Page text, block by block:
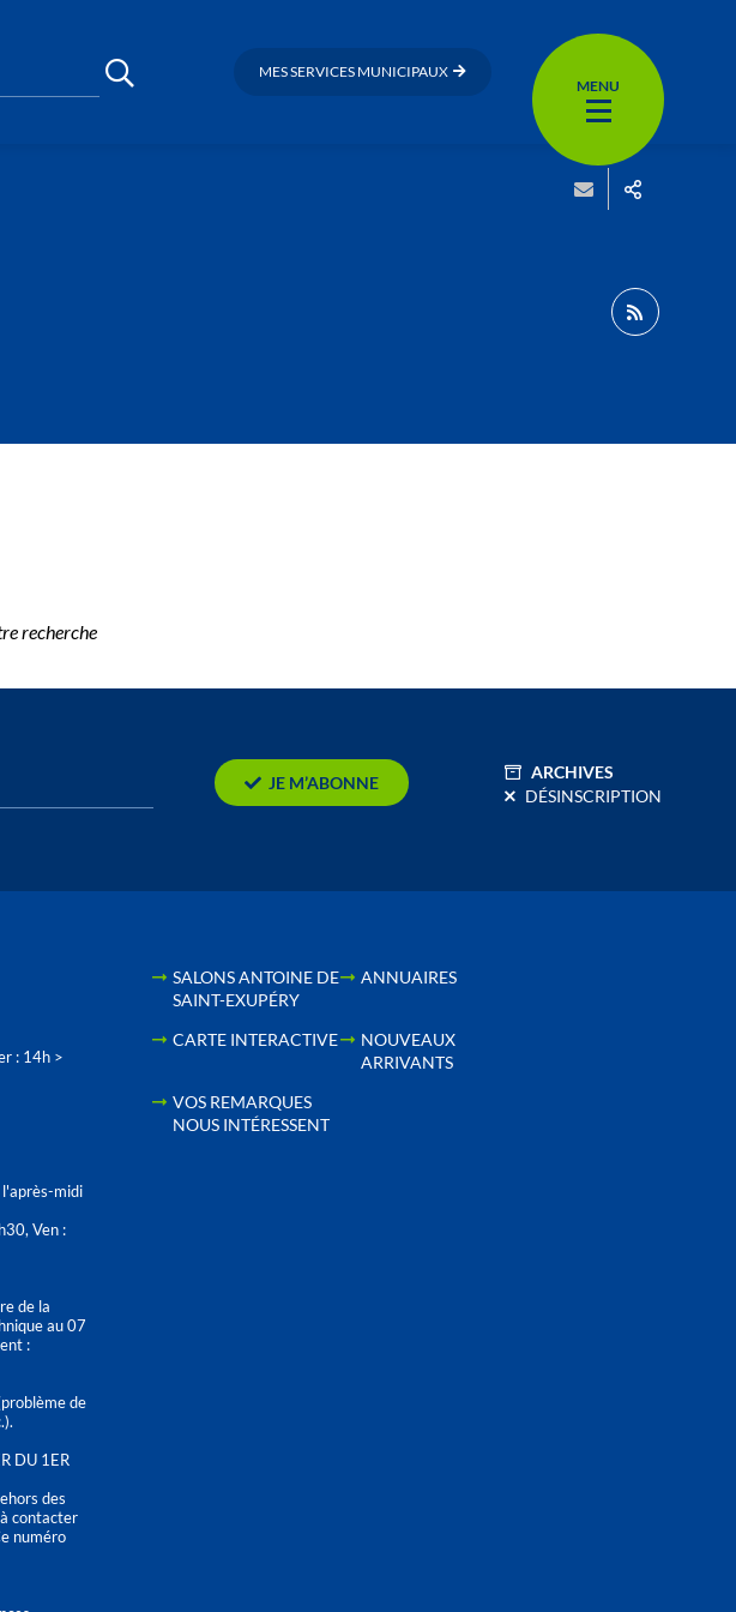
MES SERVICES MUNICIPAUX
MENU
recherche
JE M’ABONNE
ARCHIVES
DÉSINSCRIPTION
: 14h >
l'après-midi
Ven :
de la
au 07
:
de
DU 1ER
des
contacter
numéro
SALONS ANTOINE DE
SAINT-EXUPÉRY
ANNUAIRES
CARTE INTERACTIVE
NOUVEAUX
ARRIVANTS
VOS REMARQUES
NOUS INTÉRESSENT